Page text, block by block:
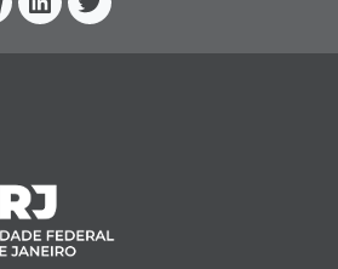
Linkedin
Twitter